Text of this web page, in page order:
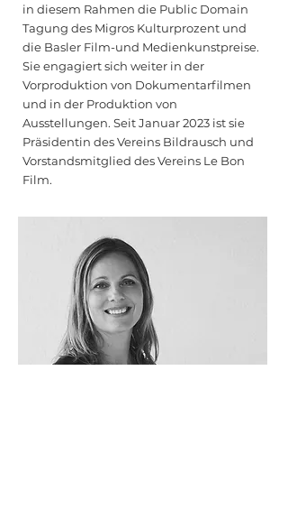
in diesem Rahmen die Public Domain
Tagung des Migros Kulturprozent und
die Basler Film-und Medienkunstpreise.
Sie engagiert sich weiter in der
Vorproduktion von Dokumentarfilmen
und in der Produktion von
Ausstellungen. Seit Januar 2023 ist sie
Präsidentin des Vereins Bildrausch und
Vorstandsmitglied des Vereins Le Bon
Film.